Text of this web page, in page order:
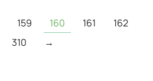
159 160 161
162
310 →